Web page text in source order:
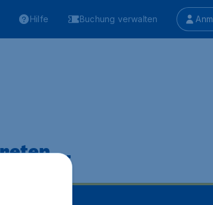
Hilfe Buchung verwalten
...